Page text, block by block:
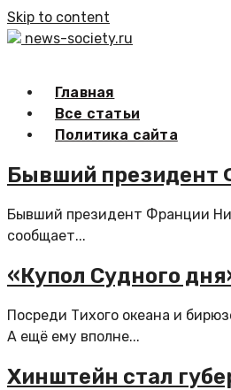
Skip to content
news-society.ru
Главная
Все статьи
Политика сайта
Бывший президент
Бывший президент Франции
сообщает...
«Купол Судного
Посреди Тихого океана и
А ещё ему вполне...
Хинштейн стал